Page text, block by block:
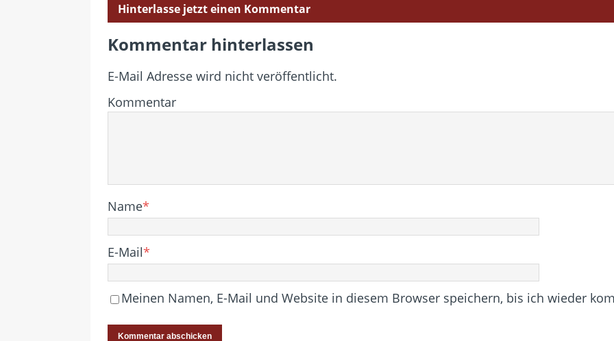
Hinterlasse jetzt einen Kommentar
Kommentar hinterlassen
E-Mail Adresse wird nicht veröffentlicht.
Kommentar
Name*
E-Mail*
Meinen Namen, E-Mail und Website in diesem Browser speichern, bis ich wieder